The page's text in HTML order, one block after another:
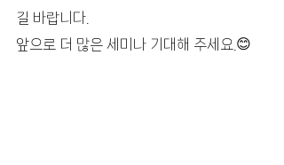
길 바랍니다.
앞으로 더 많은 세미나 기대해 주세요.😊